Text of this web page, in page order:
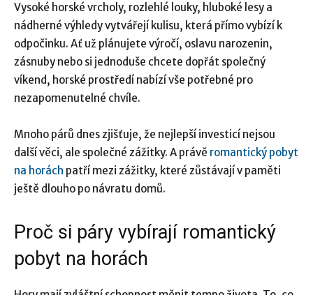
Vysoké horské vrcholy, rozlehlé louky, hluboké lesy a
nádherné výhledy vytvářejí kulisu, která přímo vybízí k
odpočinku. Ať už plánujete výročí, oslavu narozenin,
zásnuby nebo si jednoduše chcete dopřát společný
víkend, horské prostředí nabízí vše potřebné pro
nezapomenutelné chvíle.
Mnoho párů dnes zjišťuje, že nejlepší investicí nejsou
další věci, ale společné zážitky. A právě romantický pobyt
na horách patří mezi zážitky, které zůstávají v paměti
ještě dlouho po návratu domů.
Proč si páry vybírají romantický
pobyt na horách